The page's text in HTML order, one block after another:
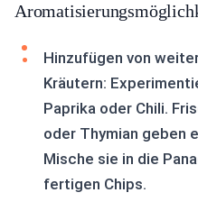
Hinzufügen von
Kräutern:
Paprika oder Chili.
oder Thymian geben
Mische sie in die
fertigen Chips.